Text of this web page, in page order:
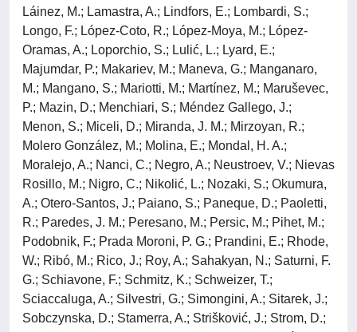
Láinez, M.; Lamastra, A.; Lindfors, E.; Lombardi, S.;
Longo, F.; López-Coto, R.; López-Moya, M.; López-
Oramas, A.; Loporchio, S.; Lulić, L.; Lyard, E.;
Majumdar, P.; Makariev, M.; Maneva, G.; Manganaro,
M.; Mangano, S.; Mariotti, M.; Martínez, M.; Maruševec,
P.; Mazin, D.; Menchiari, S.; Méndez Gallego, J.;
Menon, S.; Miceli, D.; Miranda, J. M.; Mirzoyan, R.;
Molero González, M.; Molina, E.; Mondal, H. A.;
Moralejo, A.; Nanci, C.; Negro, A.; Neustroev, V.; Nievas
Rosillo, M.; Nigro, C.; Nikolić, L.; Nozaki, S.; Okumura,
A.; Otero-Santos, J.; Paiano, S.; Paneque, D.; Paoletti,
R.; Paredes, J. M.; Peresano, M.; Persic, M.; Pihet, M.;
Podobnik, F.; Prada Moroni, P. G.; Prandini, E.; Rhode,
W.; Ribó, M.; Rico, J.; Roy, A.; Sahakyan, N.; Saturni, F.
G.; Schiavone, F.; Schmitz, K.; Schweizer, T.;
Sciaccaluga, A.; Silvestri, G.; Simongini, A.; Sitarek, J.;
Sobczynska, D.; Stamerra, A.; Strišković, J.; Strom, D.;